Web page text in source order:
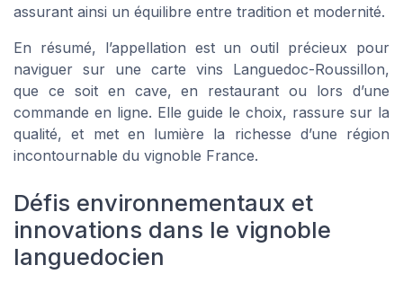
assurant ainsi un équilibre entre tradition et modernité.
En résumé, l’appellation est un outil précieux pour
naviguer sur une carte vins Languedoc-Roussillon,
que ce soit en cave, en restaurant ou lors d’une
commande en ligne. Elle guide le choix, rassure sur la
qualité, et met en lumière la richesse d’une région
incontournable du vignoble France.
Défis environnementaux et
innovations dans le vignoble
languedocien